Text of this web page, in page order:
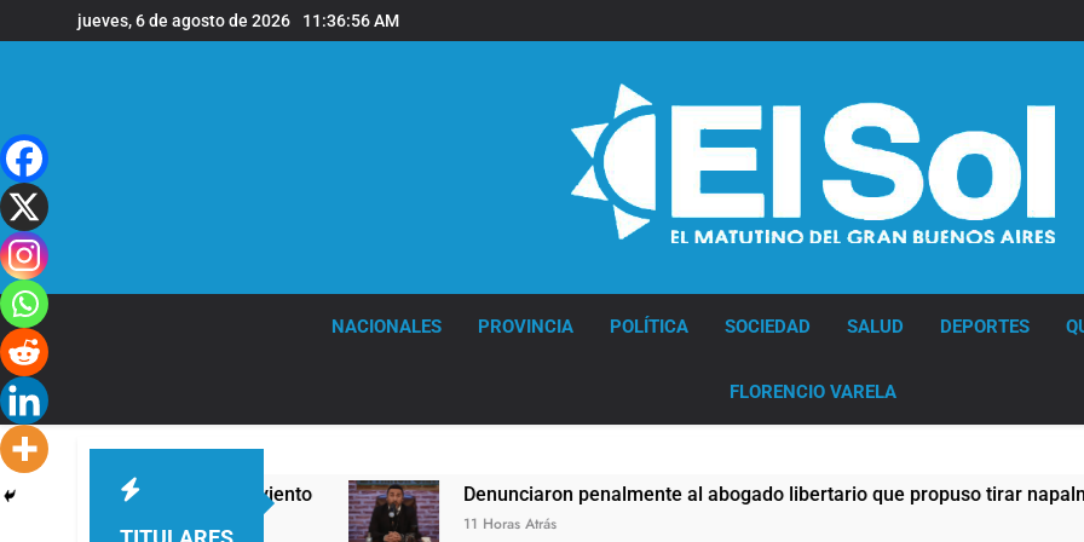
al
jueves, 6 de agosto de 2026 11:36:56 AM
NACIONALES PROVINCIA POLÍTICA SOCIEDAD SALUD DEPORTES
FLORENCIO VARELA
ráfagas de viento Denunciaron penalmente al abogado libertario que propuso tirar napalm sobre el
11 Horas Atrás